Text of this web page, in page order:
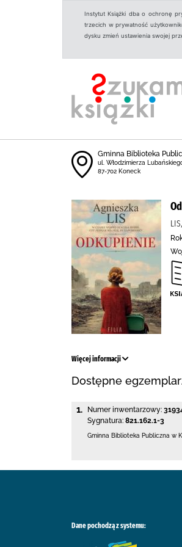
Instytut Książki dba o ochronę
trzecich w prywatność
dysku zmień ustawienia swojej
Gminna Biblioteka
ul. Włodzimierza
87-702 Koneck
Więcej informacji
Dostępne
1. Numer inwentarzowy:
Sygnatura: 821.162.1-3
Gminna Biblioteka Publiczna w
Dane pochodzą z systemu: